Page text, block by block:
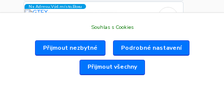
Na Adresu,Výd.místo,Boxu
Souhlas s Cookies
Přijmout nezbytné Podrobné nastavení
Přijmout všechny